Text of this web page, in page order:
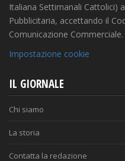
Italiana Settimanali Cattolici)
Pubblicitaria, accettando il
Comunicazione Commerciale.
Impostazione cookie
IL GIORNALE
Chi siamo
La storia
Contatta la redazione